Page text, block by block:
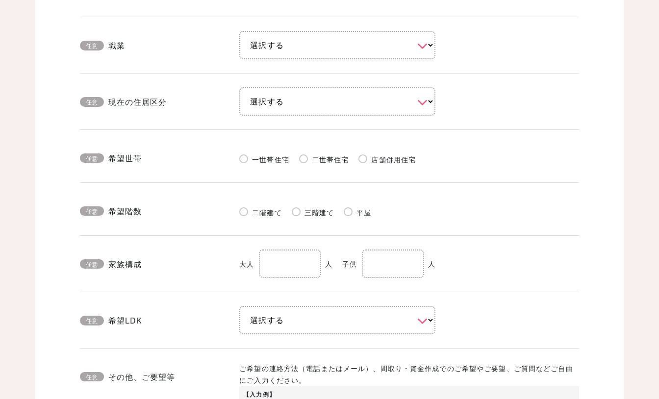
任意 職業
任意 現在の住居区分
任意 希望世帯 一世帯住宅 二世帯住宅 店舗併用住宅
任意 希望階数 二階建て 三階建て 平屋
任意 家族構成 大人 人 子供 人
任意 希望LDK
任意 その他、ご要望等
ご希望の連絡方法（電話またはメール）、間取り・資金作成でのご希望やご要望、ご質問などご自由
にご入力ください。
【入力例】